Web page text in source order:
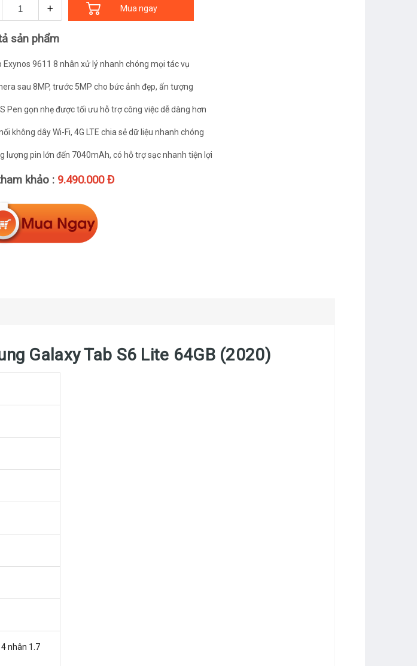
+ Mua ngay
sản phẩm
Exynos 9611 8 nhân xử lý nhanh chóng mọi tác vụ
sau 8MP, trước 5MP cho bức ảnh đẹp, ấn tượng
Pen gọn nhẹ được tối ưu hỗ trợ công việc dễ dàng hơn
không dây Wi-Fi, 4G LTE chia sẻ dữ liệu nhanh chóng
lượng pin lớn đến 7040mAh, có hỗ trợ sạc nhanh tiện lợi
khảo : 9.490.000 Đ
Galaxy Tab S6 Lite 64GB (2020)
nhân 1.7